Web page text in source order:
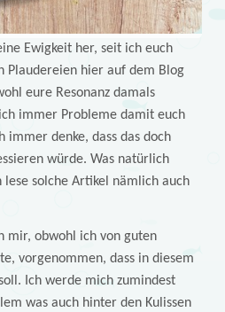
Ewigkeit her, seit ich euch
Plaudereien hier auf dem Blog
eure Resonanz damals
immer Probleme damit euch
immer denke, dass das doch
würde. Was natürlich
solche Artikel nämlich auch
mir, obwohl ich von guten
vorgenommen, dass in diesem
Ich werde mich zumindest
was auch hinter den Kulissen